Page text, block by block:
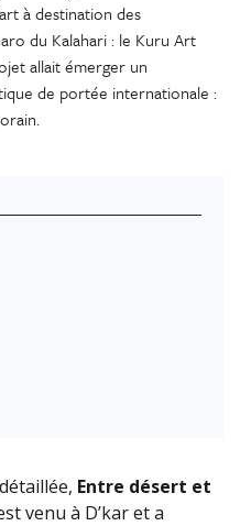
à destination des
du Kalahari : le Kuru Art
allait émerger un
de portée internationale :
Entre désert et
venu à D’kar et a